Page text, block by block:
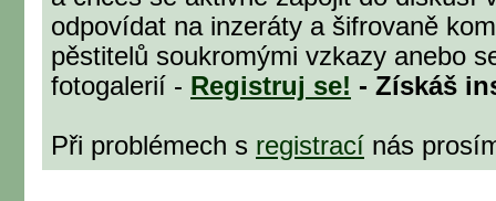
odpovídat na inzeráty a šifrovaně
pěstitelů soukromými vzkazy anebo
fotogalerií - Registruj se! - Získáš
Při problémech s registrací nás